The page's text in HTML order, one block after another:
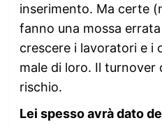
inserimento. Ma certe
fanno una mossa
crescere i lavoratori e i
male di loro. Il turnover
rischio.
Lei spesso avrà dato